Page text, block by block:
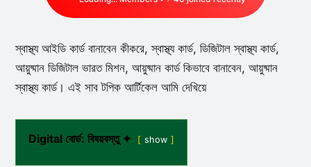
স্বাস্থ্য আইডি কার্ড বানাবেন কীকরে, স্বাস্থ্য কার্ড, ডিজিটাল স্বাস্থ্য কার্ড,
আয়ুষ্মান ডিজিটাল ভারত মিশন, আয়ুষ্মান কার্ড কিভাবে বানাবেন, আয়ুষ্মান
স্বাস্থ্য কার্ড। এই সাব টপিক আর্টিকেল আমি দেখিয়ে
Digital বোর্ড: বিষয়বস্তু ✦ show